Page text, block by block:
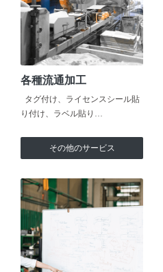
各種流通加工
タグ付け、ライセンスシール貼
り付け、ラベル貼り…
その他のサービス